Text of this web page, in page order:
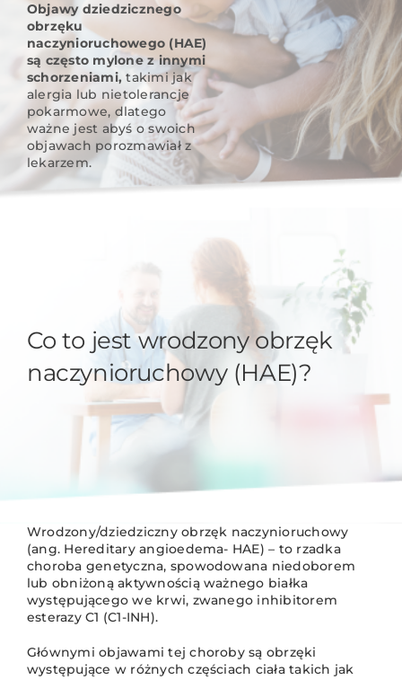
Objawy dziedzicznego
obrzęku
naczynioruchowego (HAE)
są często mylone z innymi
schorzeniami, takimi jak
alergia lub nietolerancje
pokarmowe, dlatego
ważne jest abyś o swoich
objawach porozmawiał z
lekarzem.
Co to jest wrodzony obrzęk
naczynioruchowy (HAE)?
Wrodzony/dziedziczny obrzęk naczynioruchowy
(ang. Hereditary angioedema- HAE) – to rzadka
choroba genetyczna, spowodowana niedoborem
lub obniżoną aktywnością ważnego białka
występującego we krwi, zwanego inhibitorem
esterazy C1 (C1-INH).
Głównymi objawami tej choroby są obrzęki
występujące w różnych częściach ciała takich jak